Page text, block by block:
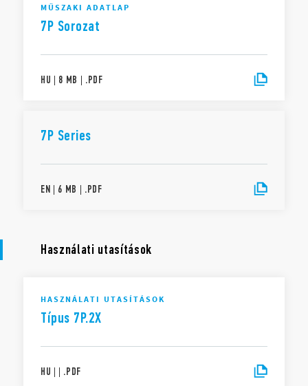
MŰSZAKI ADATLAP
7P Sorozat
HU | 8 MB | .PDF
7P Series
EN | 6 MB | .PDF
Használati utasítások
HASZNÁLATI UTASÍTÁSOK
Típus 7P.2X
HU | | .PDF